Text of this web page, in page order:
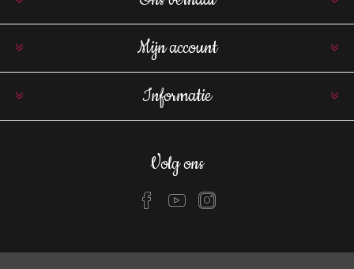
Mijn account
Informatie
Volg ons